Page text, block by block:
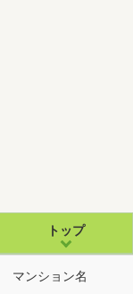
トップ
マンション名